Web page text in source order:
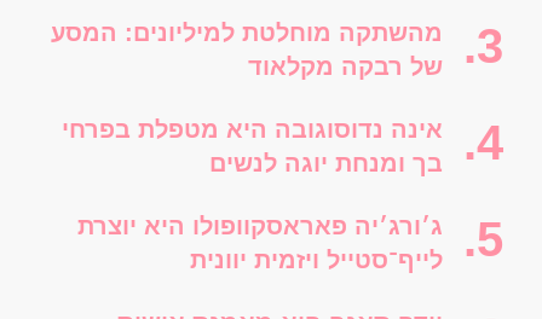
מהשתקה מוחלטת למיליונים: המסע
של רבקה מקלאוד
אינה נדוסוגובה היא מטפלת בפרחי
בך ומנחת יוגה לנשים
ג׳ורג׳יה פאראסקוופולו היא יוצרת
לייף־סטייל ויזמית יוונית